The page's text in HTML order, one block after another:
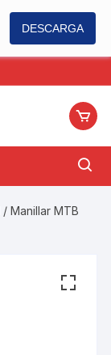
DESCARGA
/ Manillar MTB